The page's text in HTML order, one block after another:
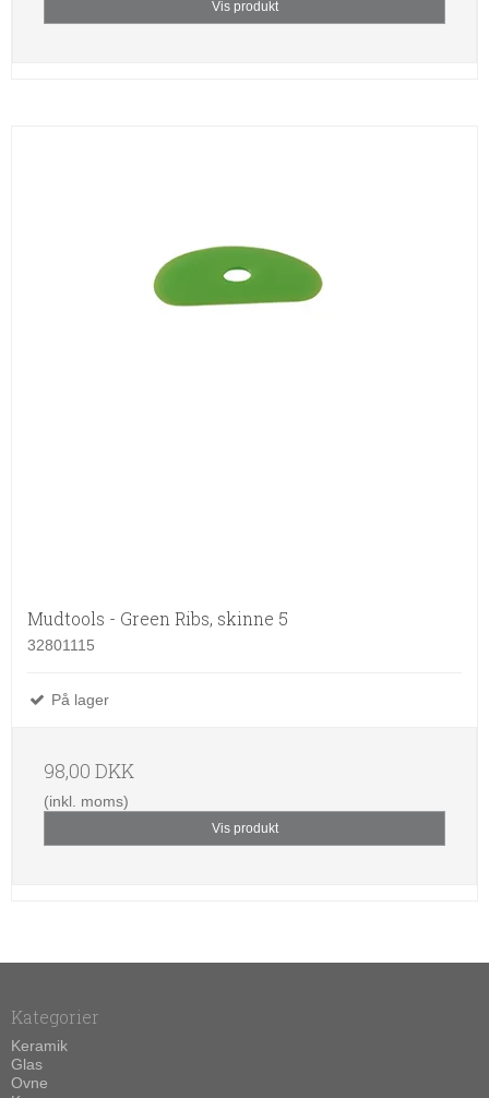
Vis produkt
Mudtools - Green Ribs, skinne 5
32801115
På lager
98,00 DKK
(inkl. moms)
Vis produkt
Kategorier
Keramik
Glas
Ovne